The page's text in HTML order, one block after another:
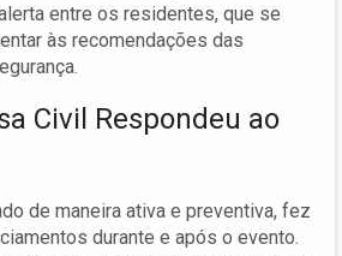
entre os residentes, que se
às recomendações das
Civil Respondeu ao
de maneira ativa e preventiva, fez
durante e após o evento.